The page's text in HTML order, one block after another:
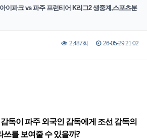
아이파크 vs 파주 프런티어 K리그2 생중계,스포츠분
2,487회 26-05-29 21:02
독이 파주 외국인 감독에게 조선 감독의
쓰를 보여줄 수 있을까?